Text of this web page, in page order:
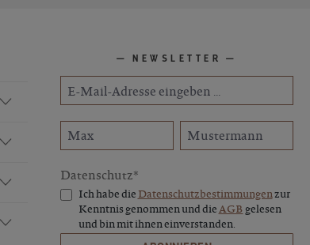
NEWSLETTER
Datenschutz*
Ich habe die Datenschutzbestimmungenzur
Kenntnis genommen und dieAGB gelesen
und bin mit ihnen einverstanden.